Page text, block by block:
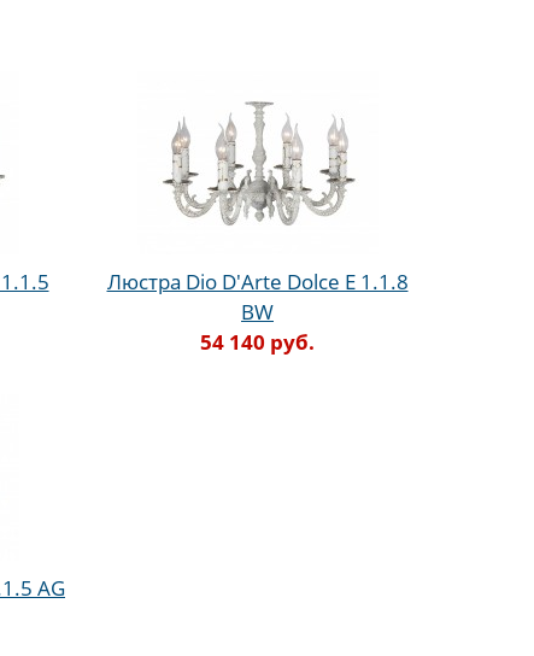
Люстра Dio D'Arte Dolce E 1.1.8
BW
54 140 руб.
AG